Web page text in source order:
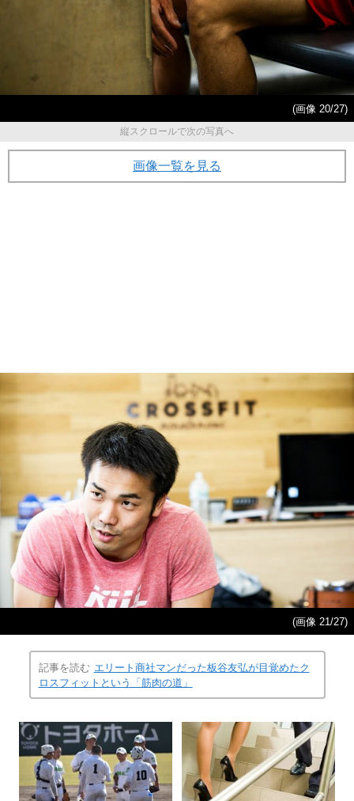
(画像 20/27)
縦スクロールで次の写真へ
画像一覧を見る
(画像 21/27)
記事を読む エリート商社マンだった板谷友弘が目覚めたク
ロスフィットという「筋肉の道」